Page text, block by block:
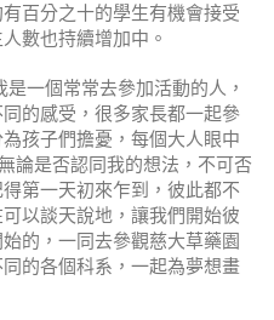
百分之十的學生有機會接受
數也持續增加中。
一個常常去參加活動的人，
的感受，很多家長都一起參
孩子們擔憂，每個大人眼中
論是否認同我的想法，不可否
第一天初來乍到，彼此都不
以談天說地，讓我們開始彼
的，一同去參觀慈大草藥園
的各個科系，一起為夢想畫